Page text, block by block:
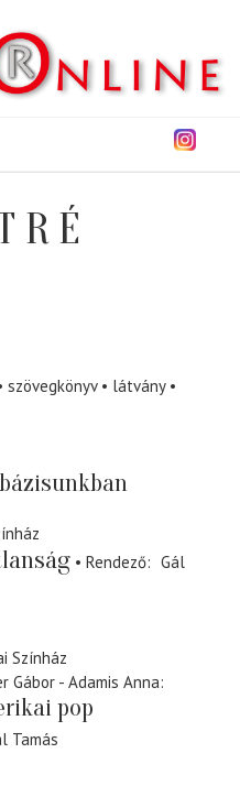
szövegkönyv
látvány
Rendező
Gál
Színház
Gábor - Adamis Anna
pop
Tamás